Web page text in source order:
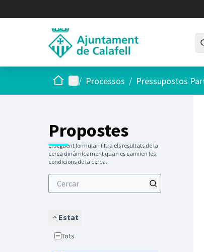
Inici Menú principal
/ Processos / Pressupostos
Propostes
El següent formulari filtra els resultats de la
cerca dinàmicament quan es canvien les
condicions de la cerca.
Estat
Tots